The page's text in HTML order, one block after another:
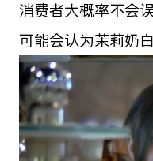
消费者大概率不会
可能会认为茉莉奶